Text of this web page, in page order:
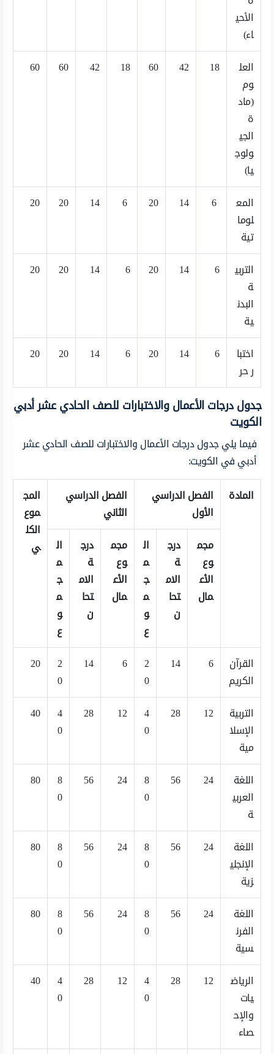
الأحي
اء)
العل
وم
(ماد
ة
الجي
ولوج
يا)
18
42
60
18
42
60
60
المع
لوما
تية
6
14
20
6
14
20
20
التربي
ة
البدن
ية
6
14
20
6
14
20
20
اختبا
ر حر
6
14
20
6
14
20
20
جدول درجات الأعمال والاختبارات للصف الحادي عشر أدبي
الكويت
فيما يلي جدول درجات الأعمال والاختبارات للصف الحادي عشر
أدبي في الكويت:
المادة
الفصل الدراسي
الأول
الفصل الدراسي
الثاني
المج
موع
الكل
ي
مجم
وع
الأع
مال
درج
ة
الام
تحا
ن
ال
م
ج
م
و
ع
مجم
وع
الأع
مال
درج
ة
الام
تحا
ن
ال
م
ج
م
و
ع
القرآن
الكريم
6
14
2
0
6
14
2
0
20
التربية
الإسلا
مية
12
28
4
0
12
28
4
0
40
اللغة
العربي
ة
24
56
8
0
24
56
8
0
80
اللغة
الإنجلي
زية
24
56
8
0
24
56
8
0
80
اللغة
الفرن
سية
24
56
8
0
24
56
8
0
80
الرياض
يات
والإح
صاء
12
28
4
0
12
28
4
0
40